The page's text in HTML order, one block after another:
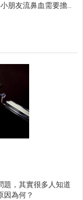
朋友流鼻血需要擔
題，其實很多人知道
因為何？